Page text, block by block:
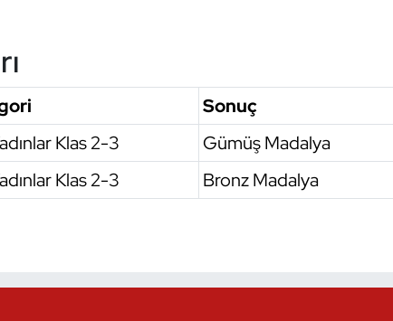
Sonuç
Klas 2-3
Gümüş Madalya
Klas 2-3 Bronz Madalya